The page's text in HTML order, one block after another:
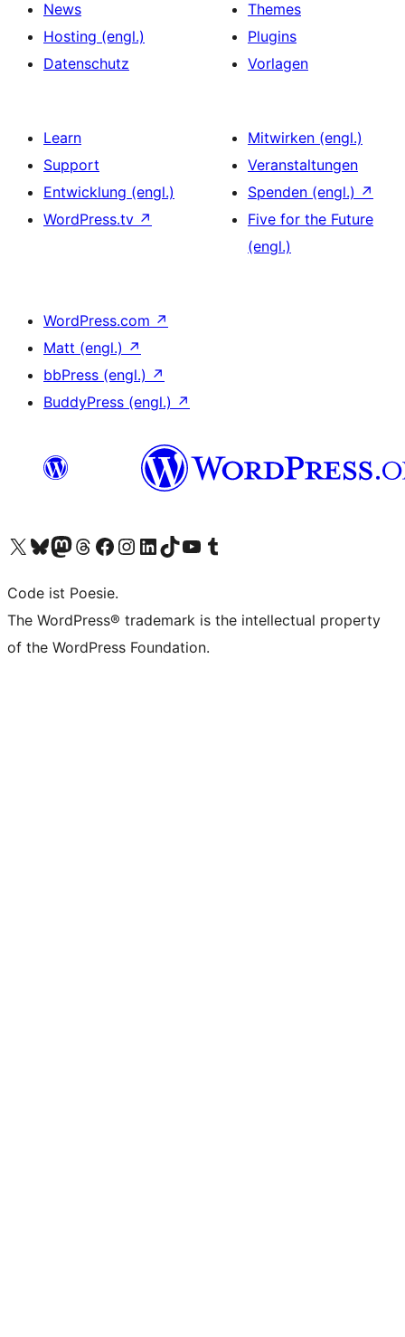
News
Hosting (engl.)
Datenschutz
Themes
Plugins
Vorlagen
Learn
Support
Entwicklung (engl.)
WordPress.tv ↗
Mitwirken (engl.)
Veranstaltungen
Spenden (engl.) ↗
Five for the Future
(engl.)
WordPress.com ↗
Matt (engl.) ↗
bbPress (engl.) ↗
BuddyPress (engl.) ↗
Unser X-Konto (früher Twitter) besuchen
Unser Bluesky-Konto besuchen
Unser Mastodon-Konto besuchen
Unser Threads-Konto besuchen
Unsere Facebook-Seite besuchen
Unser Instagram-Konto besuchen
Unser LinkedIn-Konto besuchen
Unser TikTok-Konto besuchen
Unseren YouTube-Kanal besuchen
Unser Tumblr-Konto besuchen
Code ist Poesie.
The WordPress® trademark is the intellectual property
of the WordPress Foundation.